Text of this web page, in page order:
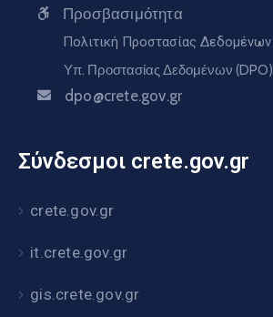
Προσβασιμότητα
Πολιτική Προστασίας Δεδομένων
Υπ. Προστασίας Δεδομένων (DPO)
dpo@crete.gov.gr
Σύνδεσμοι crete.gov.gr
crete.gov.gr
it.crete.gov.gr
gis.crete.gov.gr